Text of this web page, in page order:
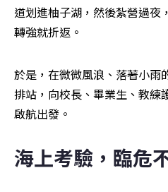
道划進柚子湖，然後紮營過夜
轉強就折返。
於是，在微微風浪、落著小雨
排站，向校長、畢業生、教練
啟航出發。
海上考驗，臨危